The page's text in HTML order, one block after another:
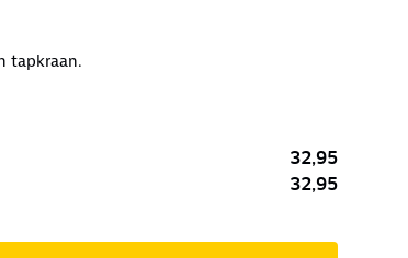
tapkraan.
32,95
32,95